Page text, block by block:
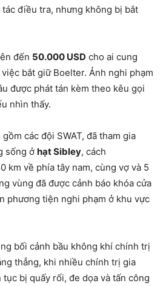
điều tra, nhưng không bị bắt
đến 50.000 USD cho ai cung
bắt giữ Boelter. Ảnh nghi phạm
được phát tán kèm theo kêu gọi
nhìn thấy.
các đội SWAT, đã tham gia
sống ở hạt Sibley, cách
km về phía tây nam, cùng vợ và 5
vùng đã được cảnh báo khóa cửa
phương tiện nghi phạm ở khu vực
bối cảnh bầu không khí chính trị
thẳng, khi nhiều chính trị gia
bị quấy rối, đe dọa và tấn công